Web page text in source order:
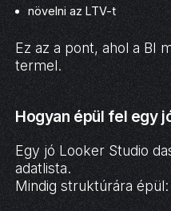
növelni az LTV-t
Ez az a pont, ahol a BI
termel.
Hogyan épül fel egy
Egy jó Looker Studio
adatlista.
Mindig struktúrára épül: